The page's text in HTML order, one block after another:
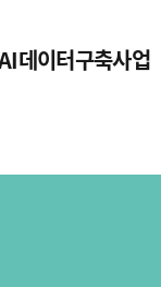
데이터구축사업